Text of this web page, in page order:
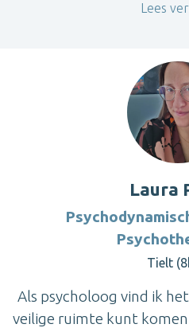
Lees
Laura
Tielt
Als psycholoog vind ik
veilige ruimte kunt